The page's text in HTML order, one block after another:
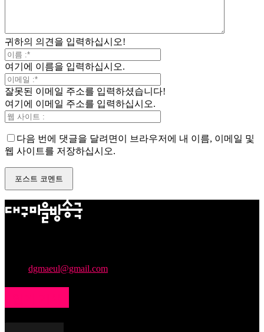
귀하의 의견을 입력하십시오!
여기에 이름을 입력하십시오.
잘못된 이메일 주소를 입력하셨습니다!
여기에 이메일 주소를 입력하십시오.
다음 번에 댓글을 달려면이 브라우저에 내 이름, 이메일 및
웹 사이트를 저장하십시오.
dgmaeul@gmail.com